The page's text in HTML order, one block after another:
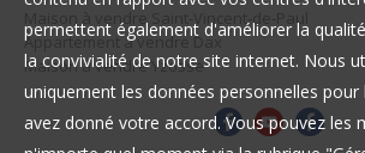
Maison à vendre Saint-Vincent-de-Paul
Appartement à vendre Dax
Maison à vendre Yzosse
permettent également d'améliorer la
la convivialité de notre site internet. Nous
uniquement les données personnelles pour
avez donné votre accord. Vous pouvez les